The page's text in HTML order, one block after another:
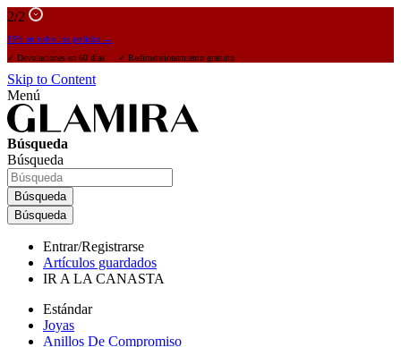
2/2
15% en todos los pedidos →
✓ Devoluciones en 60 días ✓ Redimensionamiento gratuito
Skip to Content
Menú
Búsqueda
Búsqueda
Búsqueda
Búsqueda
Entrar/Registrarse
Artículos guardados
IR A LA CANASTA
Estándar
Joyas
Anillos De Compromiso